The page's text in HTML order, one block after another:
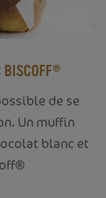
BISCOFF®
de se
Un muffin
blanc et